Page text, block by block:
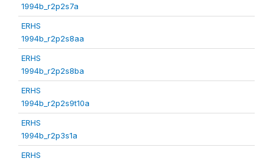
1994b_r2p2s7a
ERHS
1994b_r2p2s8aa
ERHS
1994b_r2p2s8ba
ERHS
1994b_r2p2s9t10a
ERHS
1994b_r2p3s1a
ERHS